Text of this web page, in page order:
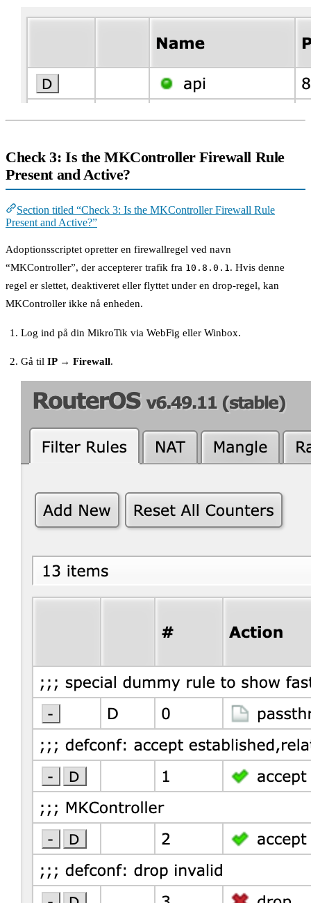
Check 3: Is the MKController Firewall Rule
Present and Active?
Section titled “Check 3: Is the MKController Firewall Rule
Present and Active?”
Adoptionsscriptet opretter en firewallregel ved navn
“MKController”, der accepterer trafik fra 10.8.0.1 . Hvis denne
regel er slettet, deaktiveret eller flyttet under en drop-regel, kan
MKController ikke nå enheden.
Log ind på din MikroTik via WebFig eller Winbox.
Gå tilIP → Firewall.